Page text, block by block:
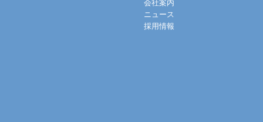
会社案内
ニュース
採用情報